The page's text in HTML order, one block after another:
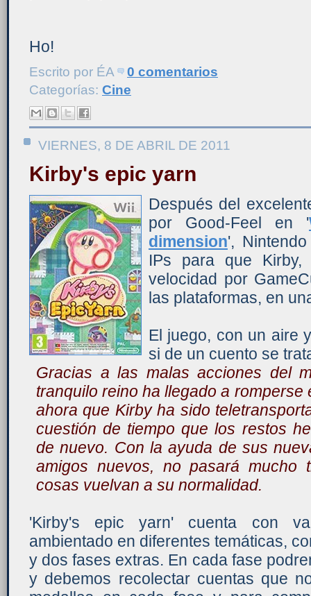
Ho!
Escrito por ÉA
0 comentarios
Categorías: Cine
VIERNES, 8 DE ABRIL DE 2011
Kirby's epic yarn
Después del
por Good-Feel en '
dimension',
IPs para que
velocidad por
las plataformas, en
El juego, con un aire
si de un cuento se
Gracias a las malas acciones del
tranquilo reino ha llegado a
ahora que Kirby ha sido
cuestión de tiempo que los restos
de nuevo. Con la ayuda de sus
amigos nuevos, no pasará mucho
cosas vuelvan a su normalidad.
'Kirby's epic yarn' cuenta con
ambientado en diferentes temáticas,
y dos fases extras. En cada fase
y debemos recolectar cuentas que